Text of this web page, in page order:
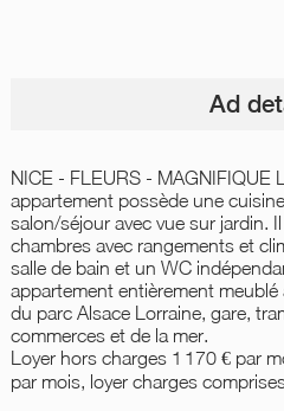
Ad
NICE - FLEURS - MAGNIFIQUE
appartement possède une
salon/séjour avec vue sur jardin.
chambres avec rangements et
salle de bain et un WC
appartement entièrement
du parc Alsace Lorraine, gare,
commerces et de la mer.
Loyer hors charges 1 170 € par
par mois, loyer charges